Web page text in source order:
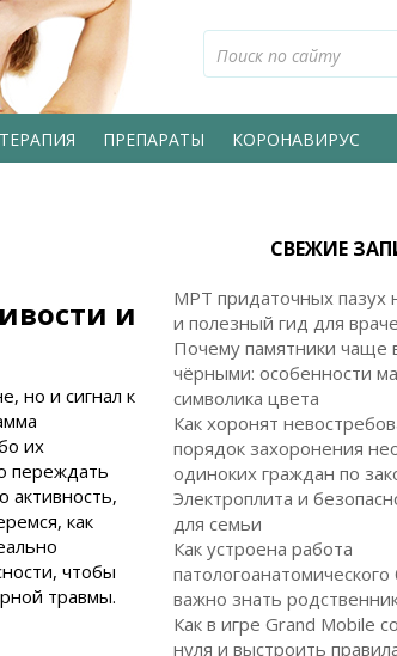
ТЕРАПИЯ ПРЕПАРАТЫ КОРОНАВИРУС
и
но и сигнал к
их
переждать
активность,
как
чтобы
травмы.
СВЕЖИЕ
МРТ придаточных пазух
и полезный гид для
Почему памятники чаще
чёрными: особенности
символика цвета
Как хоронят
порядок захоронения
одиноких граждан по
Электроплита и
для семьи
Как устроена работа
важно знать
Как в игре Grand Mobile
нуля и выстроить